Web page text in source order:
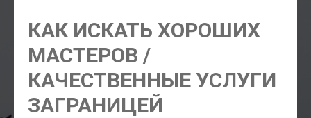
КАК ИСКАТЬ ХОРОШИХ
МАСТЕРОВ /
КАЧЕСТВЕННЫЕ УСЛУГИ
ЗАГРАНИЦЕЙ